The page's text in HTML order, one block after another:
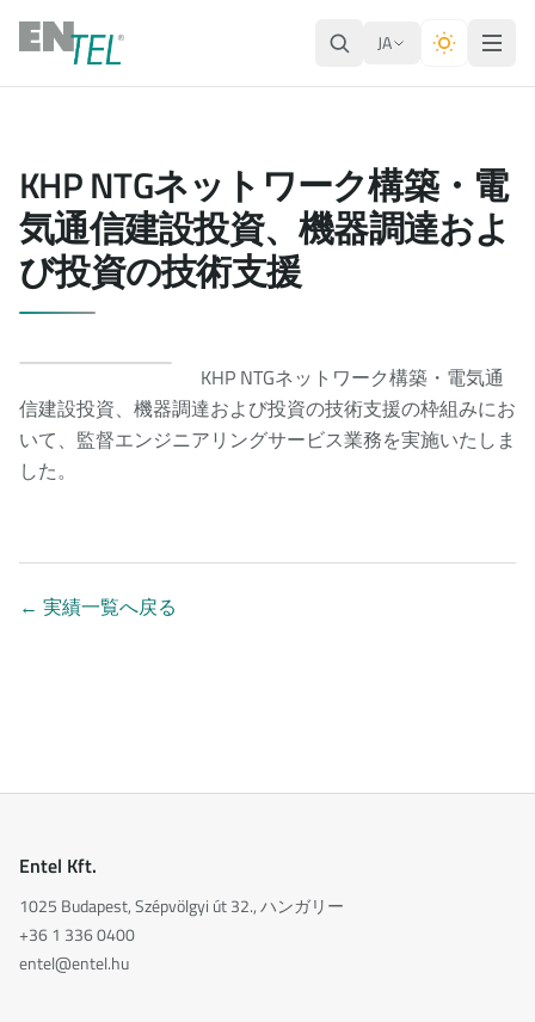
JA
KHP NTGネットワーク構築・電
気通信建設投資、機器調達およ
び投資の技術支援
KHP NTGネットワーク構築・電気通
信建設投資、機器調達および投資の技術支援の枠組みにお
いて、監督エンジニアリングサービス業務を実施いたしま
した。
← 実績一覧へ戻る
Entel Kft.
1025 Budapest, Szépvölgyi út 32., ハンガリー
+36 1 336 0400
entel@entel.hu